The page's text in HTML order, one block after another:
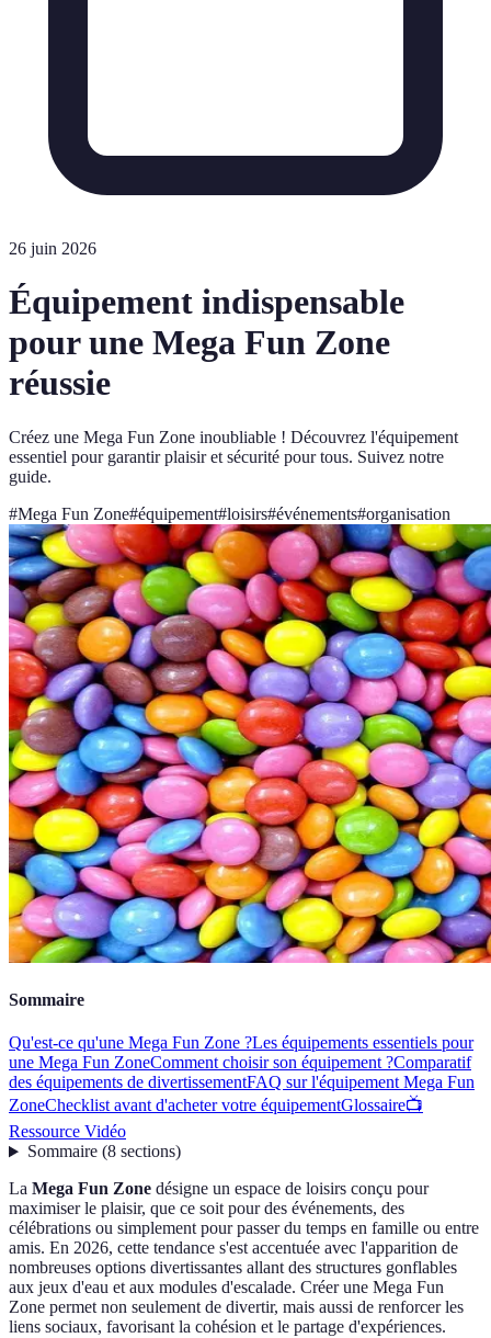
26 juin 2026
Équipement indispensable
pour une Mega Fun Zone
réussie
Créez une Mega Fun Zone inoubliable ! Découvrez l'équipement
essentiel pour garantir plaisir et sécurité pour tous. Suivez notre
guide.
#Mega Fun Zone#équipement#loisirs#événements#organisation
Sommaire
Qu'est-ce qu'une Mega Fun Zone ?Les équipements essentiels pour
une Mega Fun ZoneComment choisir son équipement ?Comparatif
des équipements de divertissementFAQ sur l'équipement Mega Fun
ZoneChecklist avant d'acheter votre équipementGlossaire📺
Ressource Vidéo
Sommaire(8 sections)
La Mega Fun Zone désigne un espace de loisirs conçu pour
maximiser le plaisir, que ce soit pour des événements, des
célébrations ou simplement pour passer du temps en famille ou entre
amis. En 2026, cette tendance s'est accentuée avec l'apparition de
nombreuses options divertissantes allant des structures gonflables
aux jeux d'eau et aux modules d'escalade. Créer une Mega Fun
Zone permet non seulement de divertir, mais aussi de renforcer les
liens sociaux, favorisant la cohésion et le partage d'expériences.